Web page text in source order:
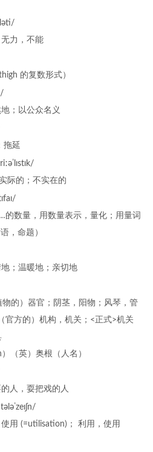
力，不能
的复数形式）
；以公众名义
拖延
际的；不实在的
的数量，用数量表示，量化；用量词
，命题）
；温暖地；亲切地
物的）器官；阴茎，阳物；风琴，管
官方的）机构，机关；<正式>机关
）（英）奥根（人名）
人，耍把戏的人
用 (=utilisation)； 利用，使用